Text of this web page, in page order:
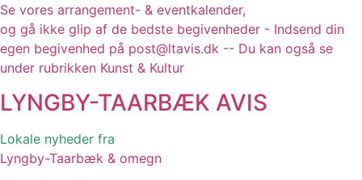
Se vores arrangement- & eventkalender,
og gå ikke glip af de bedste begivenheder - Indsend din
egen begivenhed på post@ltavis.dk -- Du kan også se
under rubrikken Kunst & Kultur
LYNGBY-TAARBÆK AVIS
Lokale nyheder fra
Lyngby-Taarbæk & omegn